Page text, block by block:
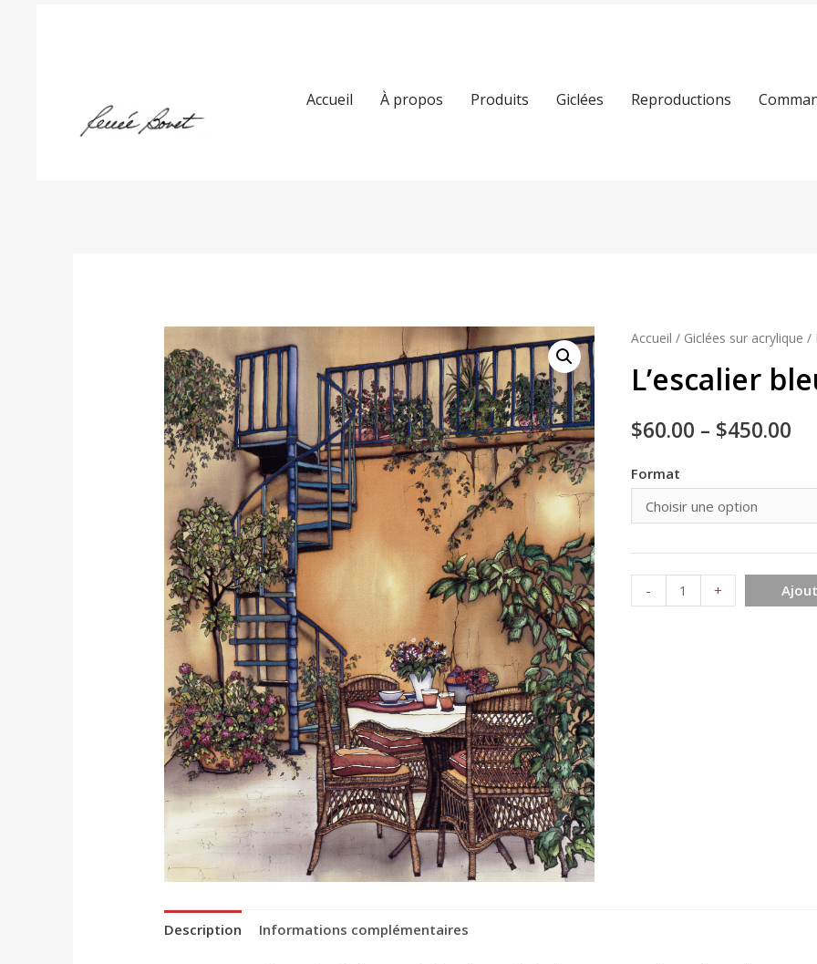
Accueil À propos Produits Giclées Reproductions
Accueil / Giclées sur acrylique /
L’escalier
$60.00 – $450.00
Format
-
quantité
de
+
Description Informations complémentaires